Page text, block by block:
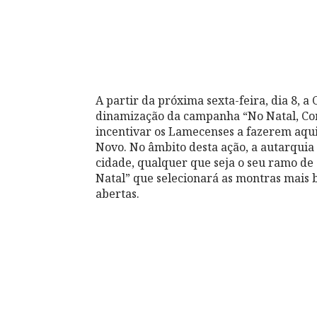
A partir da próxima sexta-feira, dia 8, a
dinamização da campanha “No Natal,
incentivar os Lamecenses a fazerem
Novo. No âmbito desta ação, a
cidade, qualquer que seja o seu ramo
Natal” que selecionará as montras mais
abertas.